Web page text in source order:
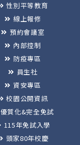
性別平等教育
線上報修
預約會議室
內部控制
防疫專區
員生社
資安專區
校園公開資訊
優質化&完全免試
115年免試入學
頭家80年校慶